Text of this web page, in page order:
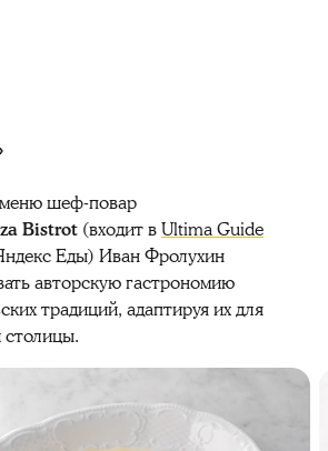
шеф-повар
Bistrot (входит вUltima Guide
Еды) Иван Фролухин
авторскую гастрономию
традиций, адаптируя их для